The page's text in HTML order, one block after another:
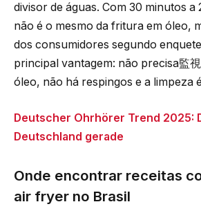
divisor de águas. Com 30 minutos a
não é o mesmo da fritura em óleo,
dos consumidores segundo
principal vantagem: não precisa監
óleo, não há respingos e a limpeza
Deutscher Ohrhörer Trend 2025:
Deutschland gerade
Onde encontrar receitas
air fryer no Brasil